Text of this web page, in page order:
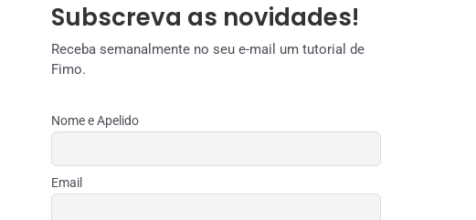
Subscreva as novidades!
Receba semanalmente no seu e-mail um tutorial de
Fimo.
Nome e Apelido
Email